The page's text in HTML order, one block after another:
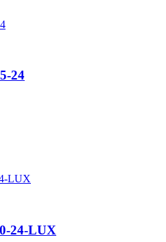
24
24-LUX